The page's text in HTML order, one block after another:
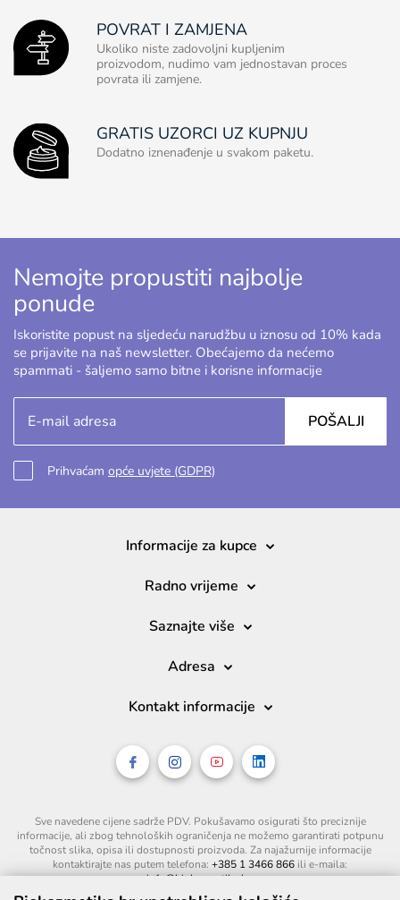
POVRAT I ZAMJENA
Ukoliko niste zadovoljni kupljenim
proizvodom, nudimo vam jednostavan proces
povrata ili zamjene.
GRATIS UZORCI UZ KUPNJU
Dodatno iznenađenje u svakom paketu.
Nemojte propustiti najbolje
ponude
Iskoristite popust na sljedeću narudžbu u iznosu od 10% kada
se prijavite na naš newsletter. Obećajemo da nećemo
spammati - šaljemo samo bitne i korisne informacije
POŠALJI
Prihvaćam opće uvjete (GDPR)
Informacije za kupce
Radno vrijeme
Saznajte više
Adresa
Kontakt informacije
Sve navedene cijene sadrže PDV. Pokušavamo osigurati što preciznije
informacije, ali zbog tehnoloških ograničenja ne možemo garantirati potpunu
točnost slika, opisa ili dostupnosti proizvoda. Za najažurnije informacije
kontaktirajte nas putem telefona: +385 1 3466 866 ili e-maila:
info@biokozmetika.hr.